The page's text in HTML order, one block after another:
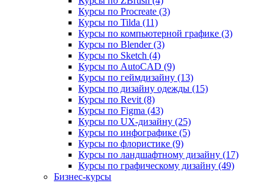
Курсы по Procreate (3)
Курсы по Tilda (11)
Курсы по компьютерной графике (3)
Курсы по Blender (3)
Курсы по Sketch (4)
Курсы по AutoCAD (9)
Курсы по геймдизайну (13)
Курсы по дизайну одежды (15)
Курсы по Revit (8)
Курсы по Figma (43)
Курсы по UX‑дизайну (25)
Курсы по инфографике (5)
Курсы по флористике (9)
Курсы по ландшафтному дизайну (17)
Курсы по графическому дизайну (49)
Бизнес-курсы